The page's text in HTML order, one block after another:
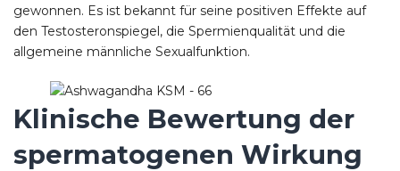
gewonnen. Es ist bekannt für seine positiven Effekte auf
den Testosteronspiegel, die Spermienqualität und die
allgemeine männliche Sexualfunktion.
Klinische Bewertung der
spermatogenen Wirkung